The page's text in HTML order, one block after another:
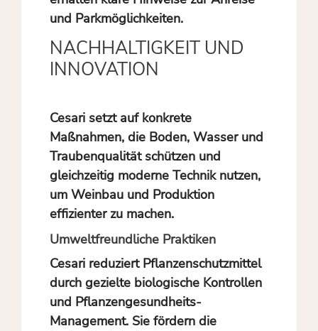
und Parkmöglichkeiten.
NACHHALTIGKEIT UND
INNOVATION
Cesari setzt auf konkrete
Maßnahmen, die Boden, Wasser und
Traubenqualität schützen und
gleichzeitig moderne Technik nutzen,
um Weinbau und Produktion
effizienter zu machen.
Umweltfreundliche Praktiken
Cesari reduziert Pflanzenschutzmittel
durch gezielte biologische Kontrollen
und Pflanzengesundheits-
Management. Sie fördern die